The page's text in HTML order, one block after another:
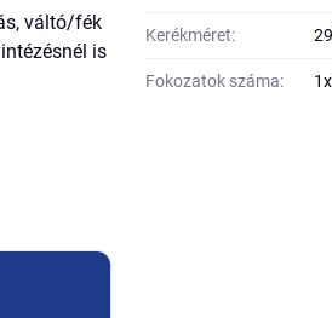
váltó/fék
is
Kerékméret:
Fokozatok száma: